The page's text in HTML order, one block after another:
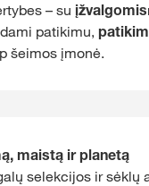
– su įžvalgomis
patikimu,
šeimos įmonė.
maistą ir planetą
selekcijos ir sėklų